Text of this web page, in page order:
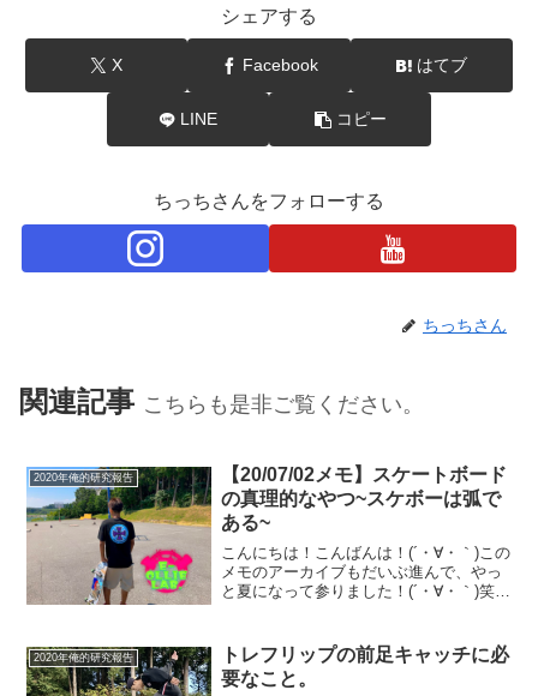
シェアする
X Facebook はてブ
LINE コピー
ちっちさんをフォローする
ちっちさん
関連記事 こちらも是非ご覧ください。
2020年俺的研究報告
【20/07/02メモ】スケートボード
の真理的なやつ~スケボーは弧で
ある~
こんにちは！こんばんは！(´・∀・｀)この
メモのアーカイブもだいぶ進んで、やっ
と夏になって参りました！(´・∀・｀)笑こ
のメモは、僕的にすごくすごくすごーー
ーーい大...
2020年俺的研究報告
トレフリップの前足キャッチに必
要なこと。